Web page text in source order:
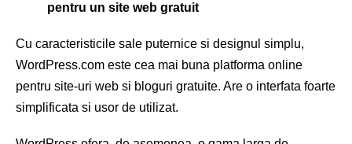
pentru un site web gratuit
Cu caracteristicile sale puternice si designul simplu,
WordPress.com este cea mai buna platforma online
pentru site-uri web si bloguri gratuite. Are o interfata foarte
simplificata si usor de utilizat.